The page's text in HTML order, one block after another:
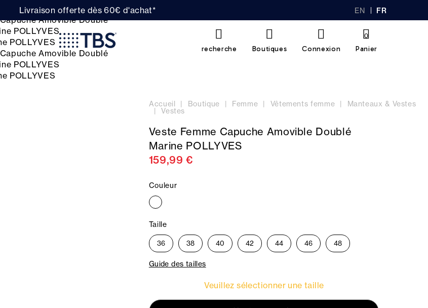
Livraison offerte dès 60€ d'achat* EN FR
recherche Boutiques Connexion Panier
0
Accueil Boutique Femme Vêtements femme Manteaux & Vestes
Vestes
Veste Femme Capuche Amovible Doublé
Marine POLLYVES
159,99 €
Couleur
Taille
36 38 40 42 44 46 48
Guide des tailles
Veuillez sélectionner une taille